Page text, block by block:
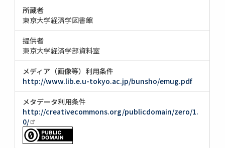
所蔵者
東京大学経済学図書館
提供者
東京大学経済学部資料室
メディア（画像等）利用条件
http://www.lib.e.u-tokyo.ac.jp/bunsho/emug.pdf
メタデータ利用条件
http://creativecommons.org/publicdomain/zero/1.
0/